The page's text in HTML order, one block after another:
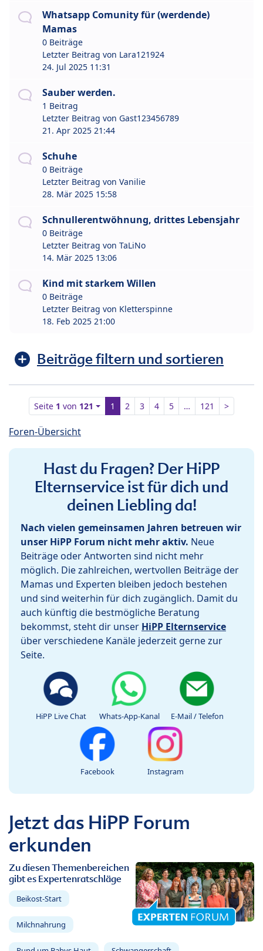
Whatsapp Comunity für (werdende)
Mamas
0 Beiträge
Letzter Beitrag von Lara121924
24. Jul 2025 11:31
Sauber werden.
1 Beitrag
Letzter Beitrag von Gast123456789
21. Apr 2025 21:44
Schuhe
0 Beiträge
Letzter Beitrag von Vanilie
28. Mär 2025 15:58
Schnullerentwöhnung, drittes Lebensjahr
0 Beiträge
Letzter Beitrag von TaLiNo
14. Mär 2025 13:06
Kind mit starkem Willen
0 Beiträge
Letzter Beitrag von Kletterspinne
18. Feb 2025 21:00
Beiträge filtern und sortieren
Seite 1 von 121 1 2 3 4 5 … 121 >
Foren-Übersicht
Hast du Fragen? Der HiPP
Elternservice ist für dich und
deinen Liebling da!
Nach vielen gemeinsamen Jahren betreuen wir
unser HiPP Forum nicht mehr aktiv. Neue
Beiträge oder Antworten sind nicht mehr
möglich. Die zahlreichen, wertvollen Beiträge der
Mamas und Experten bleiben jedoch bestehen
und sind weiterhin für dich zugänglich. Damit du
auch künftig die bestmögliche Beratung
bekommst, steht dir unser HiPP Elternservice
über verschiedene Kanäle jederzeit gerne zur
Seite.
HiPP Live Chat Whats-App-Kanal E-Mail / Telefon
Facebook Instagram
Jetzt das HiPP Forum
erkunden
Zu diesen Themenbereichen
gibt es Expertenratschläge
Beikost-Start
Milchnahrung